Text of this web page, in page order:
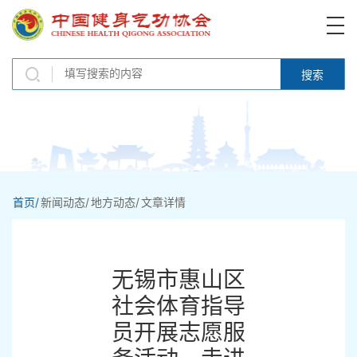
搜索
首页/新闻动态/地方动态/文章详情
无锡市惠山区
社会体育指导
员开展志愿服